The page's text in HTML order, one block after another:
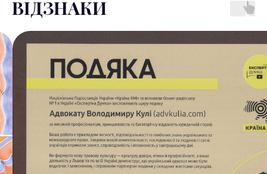
ВІДЗНАКИ